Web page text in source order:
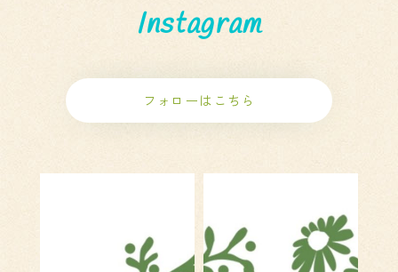
Instagram
フォローはこちら